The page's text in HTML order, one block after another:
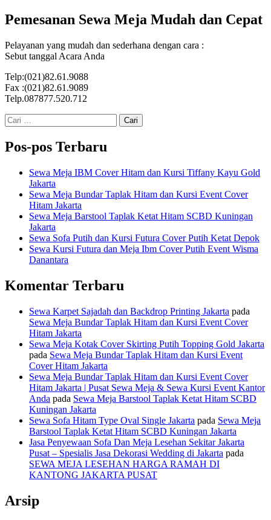
Pemesanan Sewa Meja Mudah dan Cepat
Pelayanan yang mudah dan sederhana dengan cara :
Sebut tanggal Acara Anda
Telp:(021)82.61.9088
Fax :(021)82.61.9089
Telp.087877.520.712
Cari
untuk:
Pos-pos Terbaru
Sewa Meja IBM Cover Hitam dan Kursi Tiffany Kayu Gold
Jakarta
Sewa Meja Bundar Taplak Hitam dan Kursi Event Cover
Hitam Jakarta
Sewa Meja Barstool Taplak Ketat Hitam SCBD Kuningan
Jakarta
Sewa Sofa Putih dan Kursi Futura Cover Putih Ketat Depok
Sewa Kursi Futura dan Meja Ibm Cover Putih Event Wisma
Danantara
Komentar Terbaru
Sewa Karpet Sajadah dan Backdrop Printing Jakarta pada
Sewa Meja Bundar Taplak Hitam dan Kursi Event Cover
Hitam Jakarta
Sewa Meja Kotak Cover Skirting Putih Topping Gold Jakarta
pada Sewa Meja Bundar Taplak Hitam dan Kursi Event
Cover Hitam Jakarta
Sewa Meja Bundar Taplak Hitam dan Kursi Event Cover
Hitam Jakarta | Pusat Sewa Meja & Sewa Kursi Event Kantor
Anda pada Sewa Meja Barstool Taplak Ketat Hitam SCBD
Kuningan Jakarta
Sewa Sofa Hitam Type Oval Single Jakarta pada Sewa Meja
Barstool Taplak Ketat Hitam SCBD Kuningan Jakarta
Jasa Penyewaan Sofa Dan Meja Lesehan Sekitar Jakarta
Pusat – Spesialis Jasa Dekorasi Wedding di Jakarta pada
SEWA MEJA LESEHAN HARGA RAMAH DI
KANTONG JAKARTA PUSAT
Arsip